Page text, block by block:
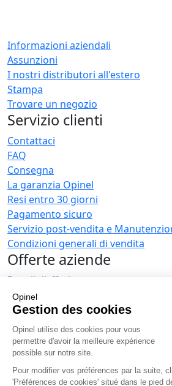
Opinel
Gestion des cookies
Opinel utilise des cookies pour vous
permettre d'avoir la meilleure expérience
possible sur notre site.
Pour modifier vos préférences par la suite,
'Préférences de cookies' situé dans le pied
Informazioni aziendali
Assunzioni
I nostri distributori all'estero
Stampa
Trovare un negozio
Servizio clienti
Contattaci
FAQ
Consegna
La garanzia Opinel
Resi entro 30 giorni
Pagamento sicuro
Servizio post-vendita e
Condizioni generali di vendita
Offerte aziende
Regali d'affari
Ristoratori
Novità Opinel
Ricevi le news
Trovaci